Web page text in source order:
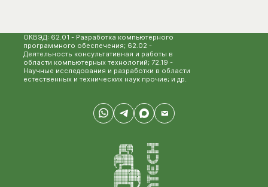
ОКВЭД: 62.01 - Разработка компьютерного
программного обеспечения; 62.02 -
Деятельность консультативная и работы в
области компьютерных технологий; 72.19 -
Научные исследования и разработки в области
естественных и технических наук прочие; и др.